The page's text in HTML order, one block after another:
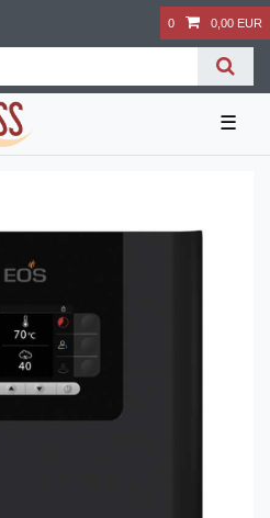
0 0,00 EUR
☰